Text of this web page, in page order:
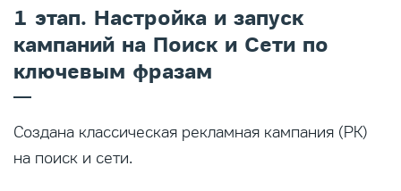
1 этап. Настройка и запуск
кампаний на Поиск и Сети по
ключевым фразам
Создана классическая рекламная кампания (РК)
на поиск и сети.